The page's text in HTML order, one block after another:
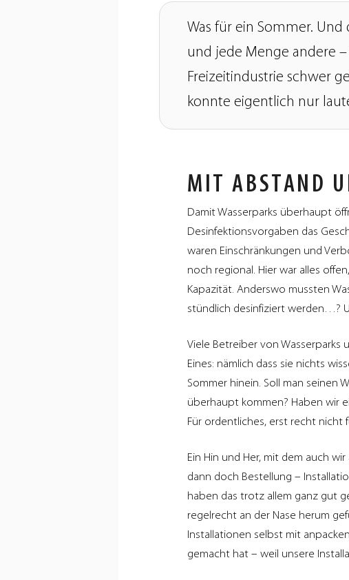
Was für ein Sommer.
und jede Menge andere
Freizeitindustrie schwer
konnte eigentlich nur
MIT ABSTAND
Damit Wasserparks überhaupt
Desinfektionsvorgaben das
waren Einschränkungen und
noch regional. Hier war alles
Kapazität. Anderswo mussten
stündlich desinfiziert werden…?
Viele Betreiber von Wasserparks
Eines: nämlich dass sie nichts
Sommer hinein. Soll man seinen
überhaupt kommen? Haben wir
Für ordentliches, erst recht nicht
Ein Hin und Her, mit dem auch
dann doch Bestellung –
haben das trotz allem ganz gut
regelrecht an der Nase herum
Installationen selbst mit
gemacht hat – weil unsere